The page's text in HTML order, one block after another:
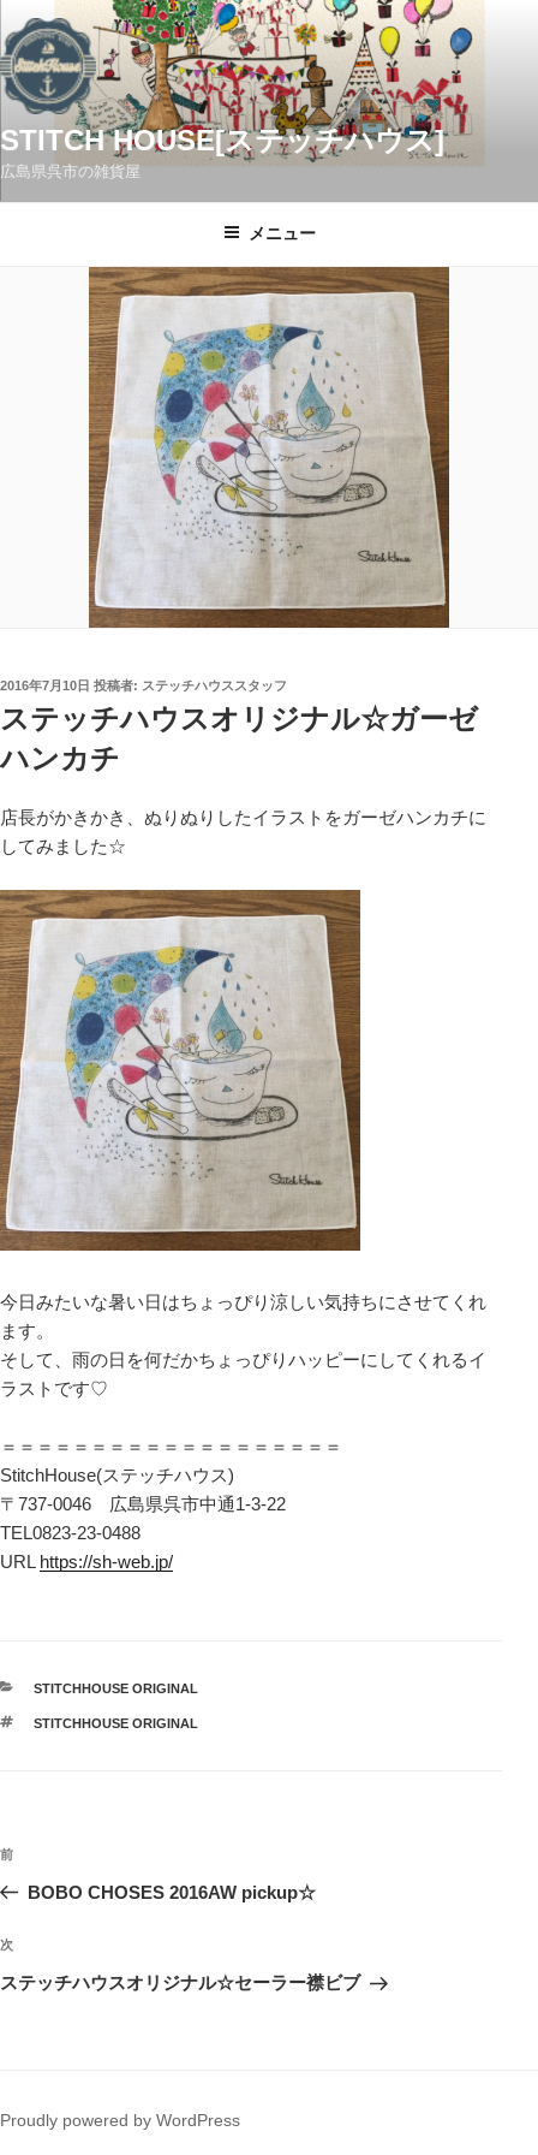
ン
テ
ン
ツ
へ
STITCH HOUSE[ステッチハウス]
広島県呉市の雑貨屋
メニュー
投
稿
日:
2016年7月10日 投稿者: ステッチハウススタッフ
ステッチハウスオリジナル☆ガーゼ
ハンカチ
店長がかきかき、ぬりぬりしたイラストをガーゼハンカチに
してみました☆
今日みたいな暑い日はちょっぴり涼しい気持ちにさせてくれ
ます。
そして、雨の日を何だかちょっぴりハッピーにしてくれるイ
ラストです♡
＝＝＝＝＝＝＝＝＝＝＝＝＝＝＝＝＝＝＝
StitchHouse(ステッチハウス)
〒737-0046 広島県呉市中通1-3-22
TEL0823-23-0488
URL https://sh-web.jp/
カ
ゴ
STITCHHOUSE ORIGINAL
タ
STITCHHOUSE ORIGINAL
投
ビ
ゲ
ン
前
の
稿
前
BOBO CHOSES 2016AW pickup☆
次
の
次
ステッチハウスオリジナル☆セーラー襟ビブ
Proudly powered by WordPress